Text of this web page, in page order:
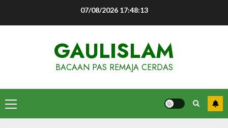
07/08/2026 17:48:14
GAULISLAM
BACAAN PAS REMAJA CERDAS
Primary
Menu